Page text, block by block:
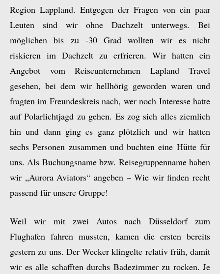
Region Lappland. Entgegen der Fragen von ein paar
Leuten sind wir ohne Dachzelt unterwegs. Bei
möglichen bis zu -30 Grad wollten wir es nicht
riskieren im Dachzelt zu erfrieren. Wir hatten ein
Angebot vom Reiseunternehmen Lapland Travel
gesehen, bei dem wir hellhörig geworden waren und
fragten im Freundeskreis nach, wer noch Interesse hatte
auf Polarlichtjagd zu gehen. Es zog sich alles ziemlich
hin und dann ging es ganz plötzlich und wir hatten
sechs Personen zusammen und buchten eine Hütte für
uns. Als Buchungsname bzw. Reisegruppenname haben
wir „Aurora Aviators“ angeben – Wie wir finden recht
passend für unsere Gruppe!
Weil wir mit zwei Autos nach Düsseldorf zum
Flughafen fahren mussten, kamen die ersten bereits
gestern zu uns. Der Wecker klingelte relativ früh, damit
wir es alle schafften durchs Badezimmer zu rocken. Je